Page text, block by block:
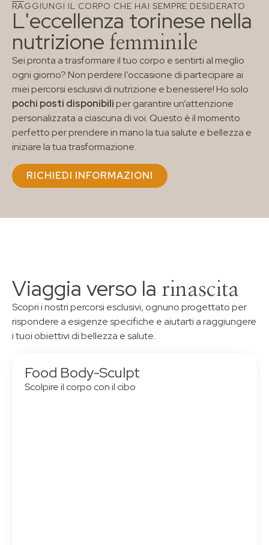
RAGGIUNGI IL CORPO CHE HAI SEMPRE DESIDERATO
L'eccellenza torinese nella
nutrizione femminile
Sei pronta a trasformare il tuo corpo e sentirti al meglio
ogni giorno? Non perdere l’occasione di partecipare ai
miei percorsi esclusivi di nutrizione e benessere! Ho solo
pochi posti disponibiliper garantire un’attenzione
personalizzata a ciascuna di voi. Questo è il momento
perfetto per prendere in mano la tua salute e bellezza e
iniziare la tua trasformazione.
RICHIEDI INFORMAZIONI
Viaggia verso la rinascita
Scopri i nostri percorsi esclusivi, ognuno progettato per
rispondere a esigenze specifiche e aiutarti a raggiungere
i tuoi obiettivi di bellezza e salute.
Food Body-Sculpt
Scolpire il corpo con il cibo